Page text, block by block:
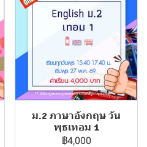
ม.2 ภาษาอังกฤษ วัน
พุธเทอม 1
฿4,000